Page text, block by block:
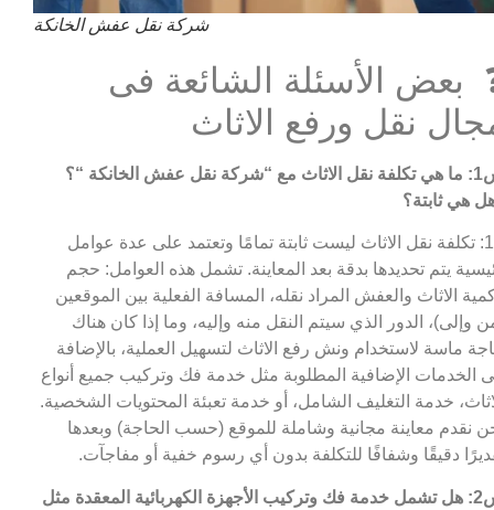
شركة نقل عفش الخانكة
بعض الأسئلة الشائعة فى
نقل ورفع الاثاث
نقل عفش الخانكة
“؟
هي ثابتة؟
ج1: تكلفة نقل الاثاث ليست ثابتة تمامًا وتعتمد على عدة عوامل
يتم تحديدها بدقة بعد المعاينة. تشمل هذه العوامل: حجم
الاثاث والعفش المراد نقله، المسافة الفعلية بين الموقعين
وإلى)، الدور الذي سيتم النقل منه وإليه، وما إذا كان هناك
ماسة لاستخدام ونش رفع الاثاث لتسهيل العملية، بالإضافة
الخدمات الإضافية المطلوبة مثل خدمة فك وتركيب جميع أنواع
خدمة التغليف الشامل، أو خدمة تعبئة المحتويات الشخصية.
نقدم معاينة مجانية وشاملة للموقع (حسب الحاجة) وبعدها
دقيقًا وشفافًا للتكلفة بدون أي رسوم خفية أو مفاجآت.
س2: هل تشمل خدمة فك وتركيب الأجهزة الكهربائية المعقدة مثل